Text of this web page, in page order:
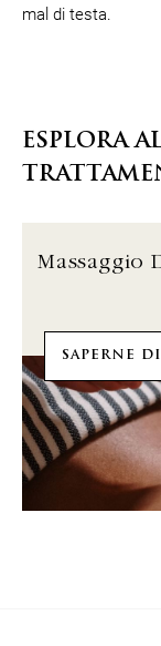
mal di testa.
ESPLORA
SAPERNE
Massaggio